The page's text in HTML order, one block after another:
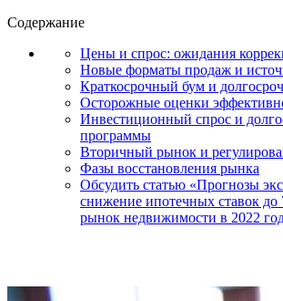
Содержание
Цены и спрос: ожидания
Новые форматы продаж и
Краткосрочный бум и
Осторожные оценки
Инвестиционный спрос и
программы
Вторичный рынок и
Фазы восстановления рынка
Обсудить статью «Прогнозы
снижение ипотечных ставок до
рынок недвижимости в 2022